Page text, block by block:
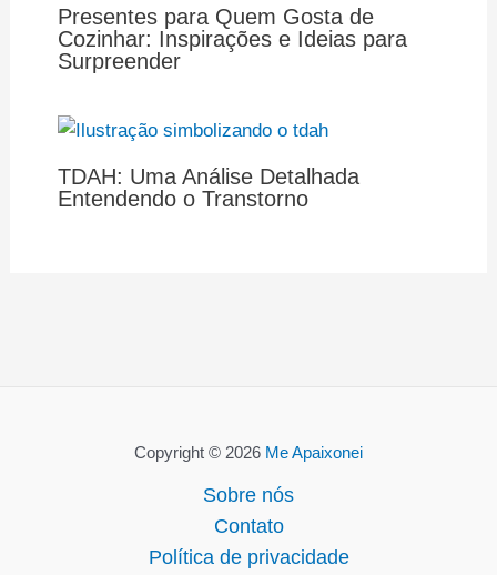
Presentes para Quem Gosta de
Cozinhar: Inspirações e Ideias para
Surpreender
TDAH: Uma Análise Detalhada
Entendendo o Transtorno
Copyright © 2026 Me Apaixonei
Sobre nós
Contato
Política de privacidade